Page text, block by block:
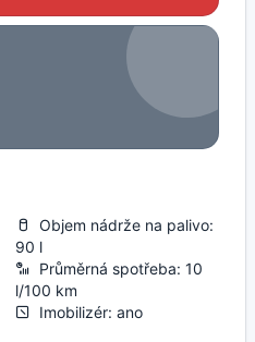
Objem nádrže na palivo:
90 l
Průměrná spotřeba: 10
l/100 km
Imobilizér: ano